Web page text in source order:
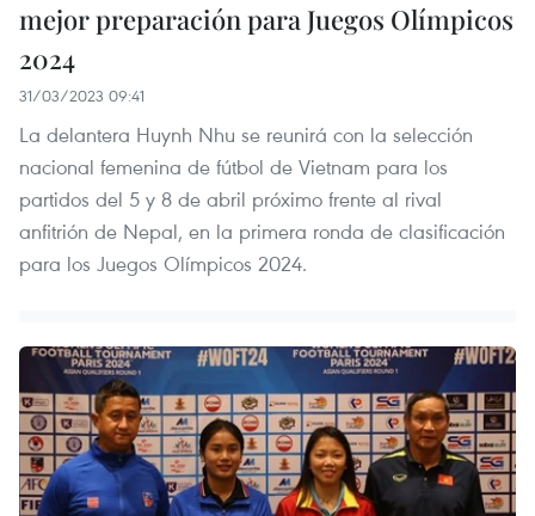
mejor preparación para Juegos Olímpicos
2024
31/03/2023 09:41
La delantera Huynh Nhu se reunirá con la selección
nacional femenina de fútbol de Vietnam para los
partidos del 5 y 8 de abril próximo frente al rival
anfitrión de Nepal, en la primera ronda de clasificación
para los Juegos Olímpicos 2024.